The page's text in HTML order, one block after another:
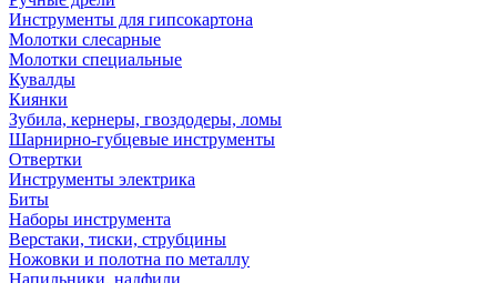
Инструменты для гипсокартона
Молотки слесарные
Молотки специальные
Кувалды
Киянки
Зубила, кернеры, гвоздодеры, ломы
Шарнирно-губцевые инструменты
Отвертки
Инструменты электрика
Биты
Наборы инструмента
Верстаки, тиски, струбцины
Ножовки и полотна по металлу
Напильники, надфили